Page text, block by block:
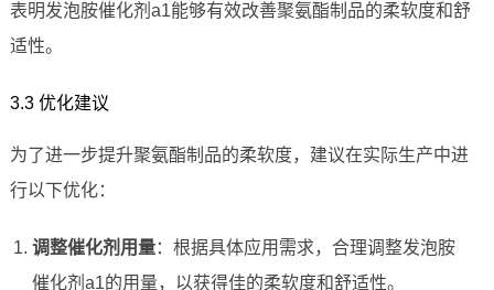
表明发泡胺催化剂a1能够有效改善聚氨酯制品的柔软度和舒
适性。
3.3 优化建议
为了进一步提升聚氨酯制品的柔软度，建议在实际生产中进
行以下优化：
调整催化剂用量：根据具体应用需求，合理调整发泡胺
催化剂a1的用量，以获得佳的柔软度和舒适性。